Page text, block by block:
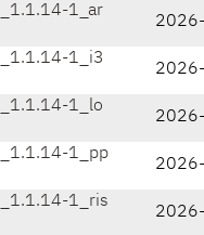
1_ar
1_i3
1_lo
1_pp
1_ris